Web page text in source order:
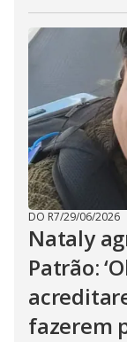
DO R7/29/06/2026
Nataly
Patrão:
fazerem